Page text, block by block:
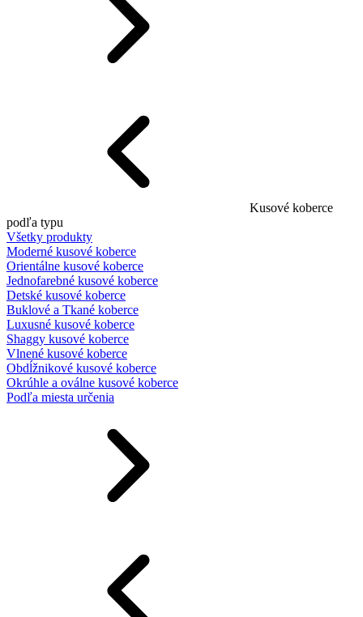
Kusové koberce
podľa typu
Všetky produkty
Moderné kusové koberce
Orientálne kusové koberce
Jednofarebné kusové koberce
Detské kusové koberce
Buklové a Tkané koberce
Luxusné kusové koberce
Shaggy kusové koberce
Vlnené kusové koberce
Obdĺžnikové kusové koberce
Okrúhle a oválne kusové koberce
Podľa miesta určenia